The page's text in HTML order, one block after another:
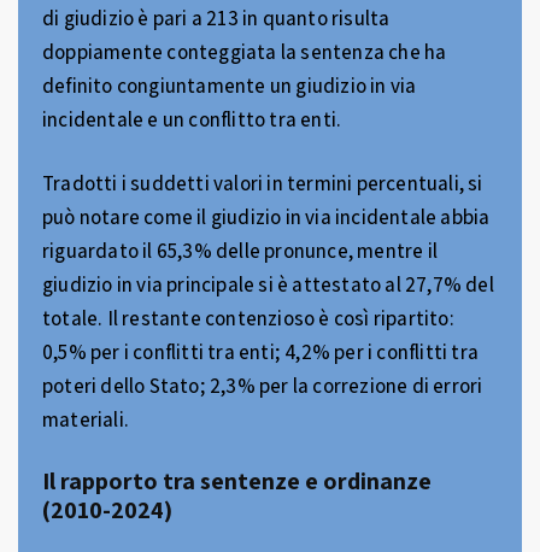
di giudizio è pari a 213 in quanto risulta
doppiamente conteggiata la sentenza che ha
definito congiuntamente un giudizio in via
incidentale e un conflitto tra enti.
Tradotti i suddetti valori in termini percentuali, si
può notare come il giudizio in via incidentale abbia
riguardato il 65,3% delle pronunce, mentre il
giudizio in via principale si è attestato al 27,7% del
totale. Il restante contenzioso è così ripartito:
0,5% per i conflitti tra enti; 4,2% per i conflitti tra
poteri dello Stato; 2,3% per la correzione di errori
materiali.
Il rapporto tra sentenze e ordinanze
(2010-2024)